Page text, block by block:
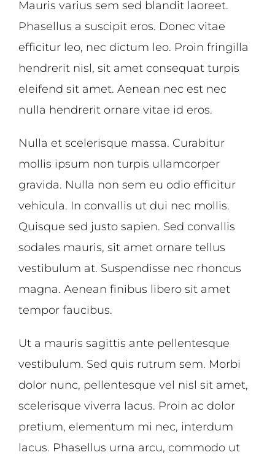
Mauris varius sem sed blandit laoreet.
Phasellus a suscipit eros. Donec vitae
efficitur leo, nec dictum leo. Proin fringilla
hendrerit nisl, sit amet consequat turpis
eleifend sit amet. Aenean nec est nec
nulla hendrerit ornare vitae id eros.
Nulla et scelerisque massa. Curabitur
mollis ipsum non turpis ullamcorper
gravida. Nulla non sem eu odio efficitur
vehicula. In convallis ut dui nec mollis.
Quisque sed justo sapien. Sed convallis
sodales mauris, sit amet ornare tellus
vestibulum at. Suspendisse nec rhoncus
magna. Aenean finibus libero sit amet
tempor faucibus.
Ut a mauris sagittis ante pellentesque
vestibulum. Sed quis rutrum sem. Morbi
dolor nunc, pellentesque vel nisl sit amet,
scelerisque viverra lacus. Proin ac dolor
pretium, elementum mi nec, interdum
lacus. Phasellus urna arcu, commodo ut